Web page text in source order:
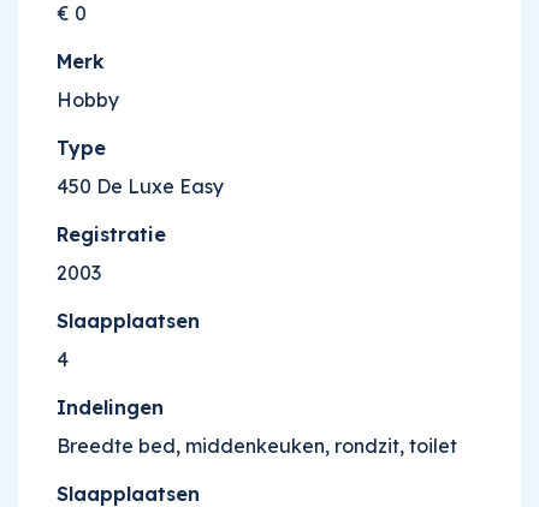
€ 0
Merk
Hobby
Type
450 De Luxe Easy
Registratie
2003
Slaapplaatsen
4
Indelingen
Breedte bed, middenkeuken, rondzit, toilet
Slaapplaatsen